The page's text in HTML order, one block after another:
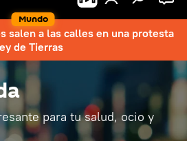
Mundo
salen a las calles en una protesta
de Tierras
para tu salud, ocio y